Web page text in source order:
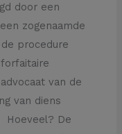
door een
zogenaamde
procedure
van de
van diens
Hoeveel? De